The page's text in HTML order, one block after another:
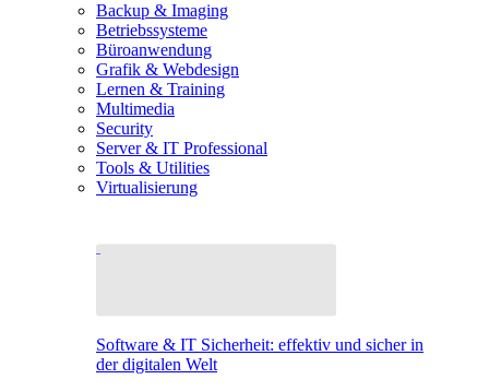
Backup & Imaging
Betriebssysteme
Büroanwendung
Grafik & Webdesign
Lernen & Training
Multimedia
Security
Server & IT Professional
Tools & Utilities
Virtualisierung
Software & IT Sicherheit: effektiv und sicher in
der digitalen Welt